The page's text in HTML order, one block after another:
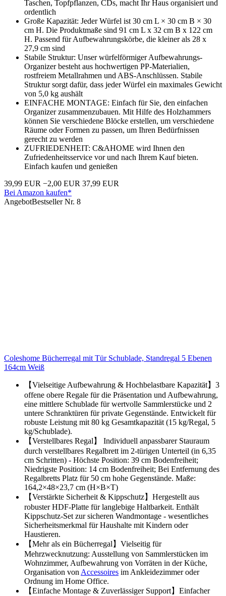
Taschen, Topfpflanzen, CDs, macht Ihr Haus organisiert und
ordentlich
Große Kapazität: Jeder Würfel ist 30 cm L × 30 cm B × 30
cm H. Die Produktmaße sind 91 cm L x 32 cm B x 122 cm
H. Passend für Aufbewahrungskörbe, die kleiner als 28 x
27,9 cm sind
Stabile Struktur: Unser würfelförmiger Aufbewahrungs-
Organizer besteht aus hochwertigen PP-Materialien,
rostfreiem Metallrahmen und ABS-Anschlüssen. Stabile
Struktur sorgt dafür, dass jeder Würfel ein maximales Gewicht
von 5,0 kg aushält
EINFACHE MONTAGE: Einfach für Sie, den einfachen
Organizer zusammenzubauen. Mit Hilfe des Holzhammers
können Sie verschiedene Blöcke erstellen, um verschiedene
Räume oder Formen zu passen, um Ihren Bedürfnissen
gerecht zu werden
ZUFRIEDENHEIT: C&AHOME wird Ihnen den
Zufriedenheitsservice vor und nach Ihrem Kauf bieten.
Einfach kaufen und genießen
39,99 EUR −2,00 EUR 37,99 EUR
Bei Amazon kaufen*
AngebotBestseller Nr. 8
Coleshome Bücherregal mit Tür Schublade, Standregal 5 Ebenen
164cm Weiß
【Vielseitige Aufbewahrung & Hochbelastbare Kapazität】3
offene obere Regale für die Präsentation und Aufbewahrung,
eine mittlere Schublade für wertvolle Sammlerstücke und 2
untere Schranktüren für private Gegenstände. Entwickelt für
robuste Leistung mit 80 kg Gesamtkapazität (15 kg/Regal, 5
kg/Schublade).
【Verstellbares Regal】 Individuell anpassbarer Stauraum
durch verstellbares Regalbrett im 2-türigen Unterteil (in 6,35
cm Schritten) - Höchste Position: 39 cm Bodenfreiheit;
Niedrigste Position: 14 cm Bodenfreiheit; Bei Entfernung des
Regalbretts Platz für 50 cm hohe Gegenstände. Maße:
164,2×48×23,7 cm (H×B×T)
【Verstärkte Sicherheit & Kippschutz】Hergestellt aus
robuster HDF-Platte für langlebige Haltbarkeit. Enthält
Kippschutz-Set zur sicheren Wandmontage - wesentliches
Sicherheitsmerkmal für Haushalte mit Kindern oder
Haustieren.
【Mehr als ein Bücherregal】Vielseitig für
Mehrzwecknutzung: Ausstellung von Sammlerstücken im
Wohnzimmer, Aufbewahrung von Vorräten in der Küche,
Organisation von Accessoires im Ankleidezimmer oder
Ordnung im Home Office.
【Einfache Montage & Zuverlässiger Support】Einfacher